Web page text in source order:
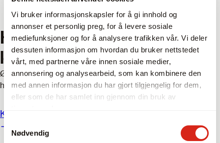
Vi bruker informasjonskapsler for å gi innhold og
annonser et personlig preg, for å levere sosiale
mediefunksjoner og for å analysere trafikken vår. Vi deler
dessuten informasjon om hvordan du bruker nettstedet
vårt, med partnerne våre innen sosiale medier,
annonsering og analysearbeid, som kan kombinere den
med annen informasjon du har gjort tilgjengelig for dem,
eller som de har samlet inn gjennom din bruk av
Nødvendig
industrien.
Har du spørsmål om våre
leverandører?
Ønsker du hjelp til å finne riktig utstyr? Våre salgsteknikere
har mange års erfaring og er eksperter innen bransjen.
Kontakt oss